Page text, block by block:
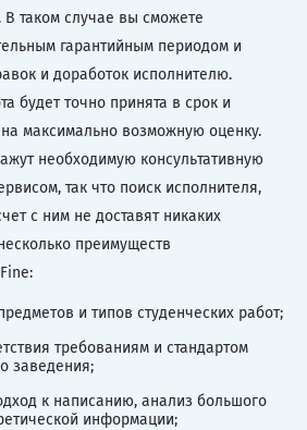
В таком случае вы сможете
гарантийным периодом и
и доработок исполнителю.
будет точно принята в срок и
максимально возможную оценку.
необходимую консультативную
так что поиск исполнителя,
с ним не доставят никаких
преимуществ
и типов студенческих работ;
требованиям и стандартом
заведения;
к написанию, анализ большого
информации;